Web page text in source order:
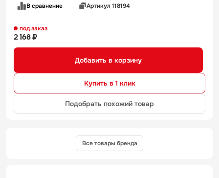
В сравнение Артикул 118194
под заказ
2 168 ₽
Добавить в корзину
Купить в 1 клик
Подобрать похожий товар
Все товары бренда